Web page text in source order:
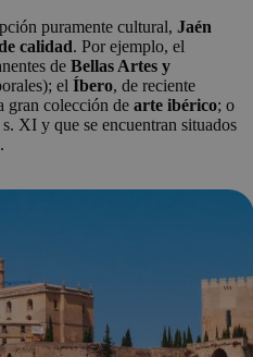
puramente cultural,Jaén
calidad. Por ejemplo, el
deBellas Artes y
elÍbero, de reciente
gran colección dearte ibérico; o
XI y que se encuentran situados
.